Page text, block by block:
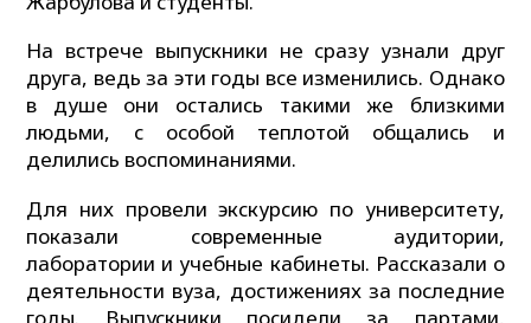
На встрече выпускники не сразу узнали друг
друга, ведь за эти годы все изменились. Однако
в душе они остались такими же близкими
людьми, с особой теплотой общались и
делились воспоминаниями.
Для них провели экскурсию по университету,
показали современные аудитории,
лаборатории и учебные кабинеты. Рассказали о
деятельности вуза, достижениях за последние